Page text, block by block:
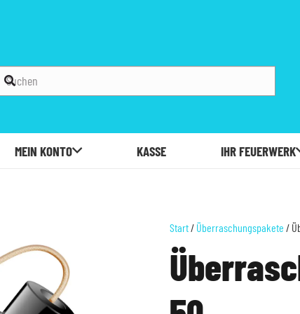
MEIN KONTO KASSE IHR FEUERWERK
Start/ Überraschungspakete /